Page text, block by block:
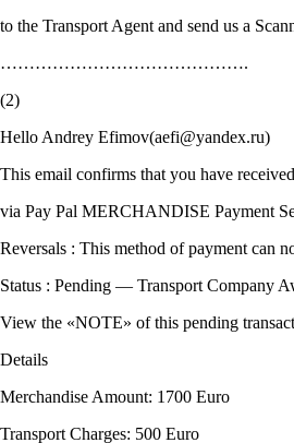
to the Transport Agent and send us a
…………………………………….
(2)
Hello Andrey Efimov(aefi@yandex.ru)
This email confirms that you have
via Pay Pal MERCHANDISE Payment
Reversals : This method of payment can
Status : Pending — Transport Company
View the «NOTE» of this pending
Details
Merchandise Amount: 1700 Euro
Transport Charges: 500 Euro